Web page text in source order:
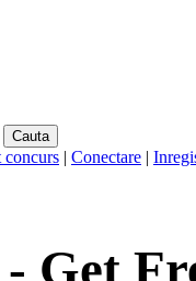
concurs | Conectare |
Get